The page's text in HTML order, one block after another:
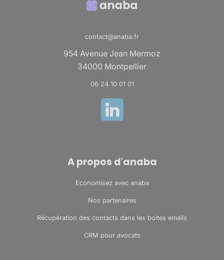
contact@anaba.fr
954 Avenue Jean Mermoz
34000 Montpellier
06 24 10 01 01
A propos d'anaba
Economisez avec anaba
Nos partenaires
Récupération des contacts dans les boites emails
CRM pour avocats